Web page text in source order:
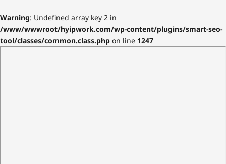
Warning: Undefined array key 2 in
/www/wwwroot/hyipwork.com/wp-content/plugins/smart-seo-
tool/classes/common.class.php on line 1247